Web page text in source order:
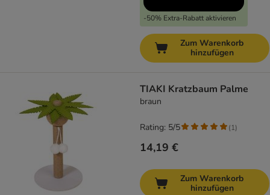
-50% Extra-Rabatt aktivieren
Zum Warenkorb
hinzufügen
TIAKI Kratzbaum Palme
braun
14,19 €
Rating: 5/5 (1)
Zum Warenkorb
hinzufügen